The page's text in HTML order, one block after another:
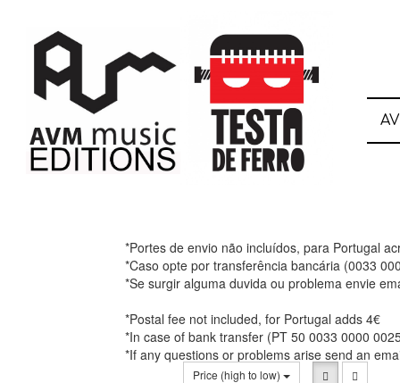
Price (high to low)
*Portes de envio não incluídos, para Portugal
*Caso opte por transferência bancária (0033
*Se surgir alguma duvida ou problema envie
*Postal fee not included, for Portugal adds 4€
*In case of bank transfer (PT 50 0033 0000
*If any questions or problems arise send an